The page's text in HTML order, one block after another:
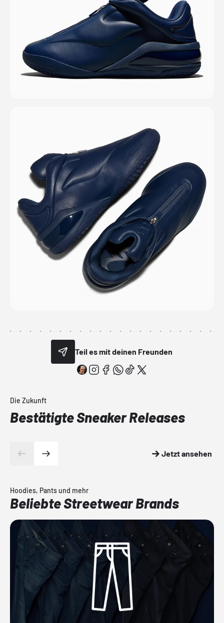
Teil es mit deinen Freunden
Die Zukunft
Bestätigte Sneaker Releases
Jetzt ansehen
Hoodies, Pants und mehr
Beliebte Streetwear Brands